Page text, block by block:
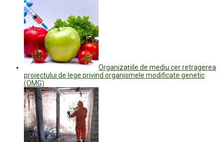
Organizațiile de mediu cer retragerea
proiectului de lege privind organismele modificate genetic
(OMG)